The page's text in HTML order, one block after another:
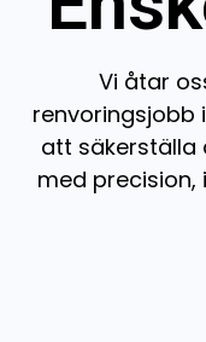
Vi åtar
renvoringsjobb
att säkerställa
med